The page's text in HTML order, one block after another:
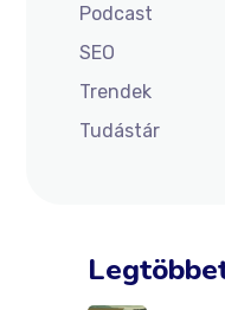
Podcast
SEO
Trendek
Tudástár